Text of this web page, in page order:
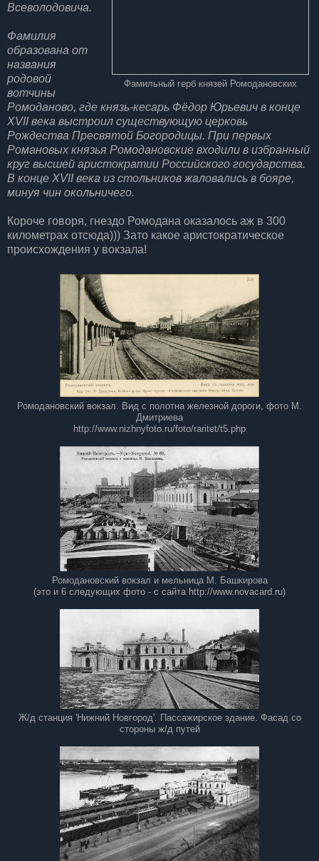
Фамильный герб князей Ромодановских
Всеволодовича.
Фамилия
образована от
названия
родовой
вотчины
Ромоданово, где князь-кесарь Фёдор Юрьевич в конце
XVII века выстроил существующую церковь
Рождества Пресвятой Богородицы. При первых
Романовых князья Ромодановские входили в избранный
круг высшей аристократии Российского государства.
В конце XVII века из стольников жаловались в бояре,
минуя чин окольничего.
Короче говоря, гнездо Ромодана оказалось аж в 300
километрах отсюда))) Зато какое аристократическое
происхождения у вокзала!
Ромодановский вокзал. Вид с полотна железной дороги, фото М.
Дмитриева
http://www.nizhnyfoto.ru/foto/raritet/t5.php
Ромодановский вокзал и мельница М. Башкирова
(это и 6 следующих фото - с сайта http://www.novacard.ru)
Ж/д станция 'Нижний Новгород'. Пассажирское здание. Фасад со
стороны ж/д путей